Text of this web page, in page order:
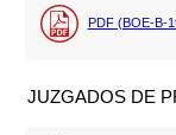
PDF (BOE-B-
JUZGADOS DE